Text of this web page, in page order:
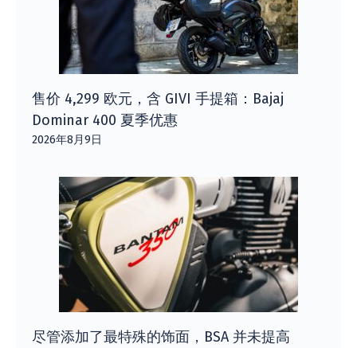
售价 4,299 欧元，含 GIVI 手提箱：Bajaj
Dominar 400 夏季优惠
2026年8月9日
尽管添加了最特殊的饰面，BSA 并未提高